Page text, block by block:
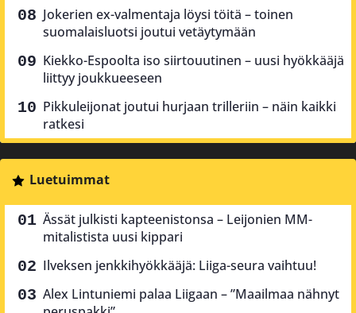
Jokerien ex-valmentaja löysi töitä – toinen
suomalaisluotsi joutui vetäytymään
Kiekko-Espoolta iso siirtouutinen – uusi hyökkääjä
liittyy joukkueeseen
Pikkuleijonat joutui hurjaan trilleriin – näin kaikki
ratkesi
Luetuimmat
Ässät julkisti kapteenistonsa – Leijonien MM-
mitalistista uusi kippari
Ilveksen jenkkihyökkääjä: Liiga-seura vaihtuu!
Alex Lintuniemi palaa Liigaan – ”Maailmaa nähnyt